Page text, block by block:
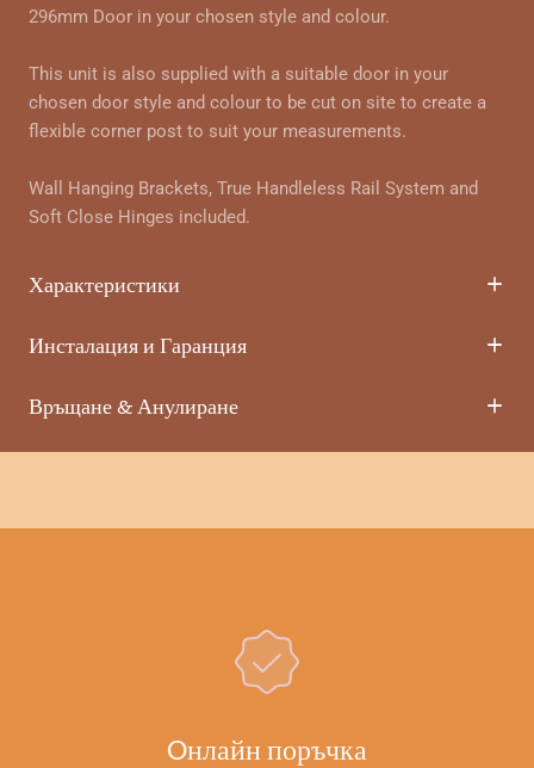
296mm Door in your chosen style and colour.
This unit is also supplied with a suitable door in your
chosen door style and colour to be cut on site to create a
flexible corner post to suit your measurements.
Wall Hanging Brackets, True Handleless Rail System and
Soft Close Hinges included.
Характеристики
Инсталация и Гаранция
Връщане & Анулиране
Oнлайн поръчка